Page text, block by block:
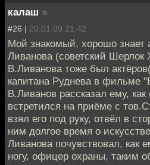
калаш »
#26 | 20.01.09 21:42
Мой знакомый, хорошо знает
Ливанова (советский
В.Ливанова тоже был
капитана Руднева в фильме
В.Ливанов рассказал ему,
встретился на приёме с
взял его под руку, отвёл в
ним долгое время о
Ливанова почувствовал, как
ногу, офицер охраны, таким